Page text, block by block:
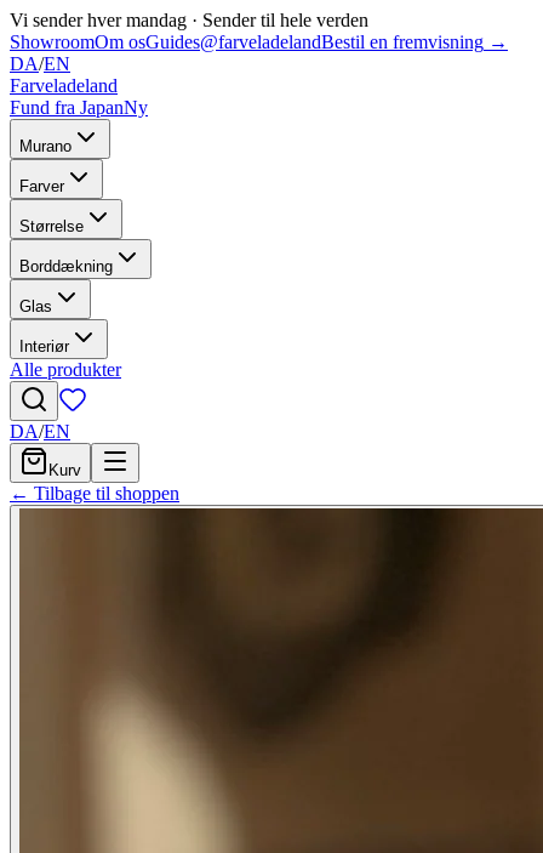
Vi sender hver mandag · Sender til hele verden
ShowroomOm osGuides@farveladelandBestil en fremvisning →
DA/EN
Farveladeland
Fund fra JapanNy
Murano
Farver
Størrelse
Borddækning
Glas
Interiør
Alle produkter
DA/EN
Kurv
← Tilbage til shoppen